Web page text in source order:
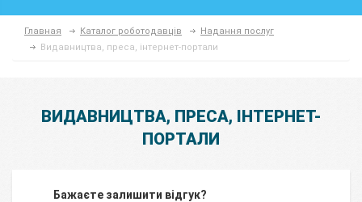
Главная Каталог роботодавців
Надання послуг
Видавництва, преса, інтернет-портали
ВИДАВНИЦТВА, ПРЕСА, ІНТЕРНЕТ-
ПОРТАЛИ
Бажаєте залишити відгук?